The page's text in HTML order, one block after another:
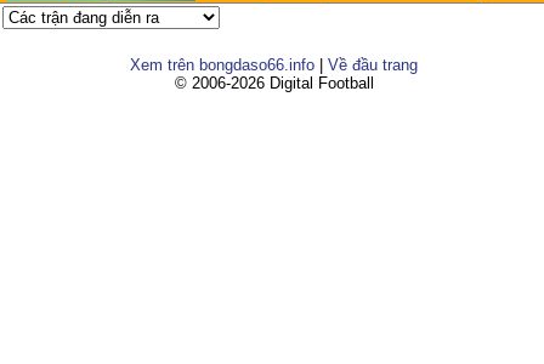
Xem trên bongdaso66.info
Về đầu trang
© 2006-2026 Digital Football